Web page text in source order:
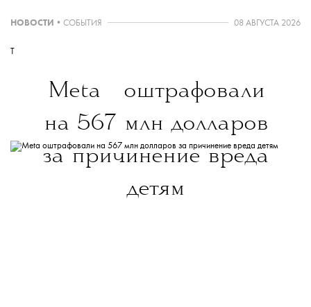
НОВОСТИ • СОБЫТИЯ 08 АВГУСТА 2026
T
Meta
оштрафовали
на 567 млн долларов
за причинение вреда
детям